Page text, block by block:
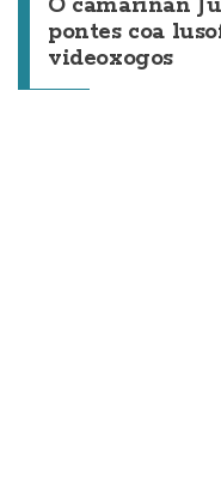
pontes coa
videoxogos